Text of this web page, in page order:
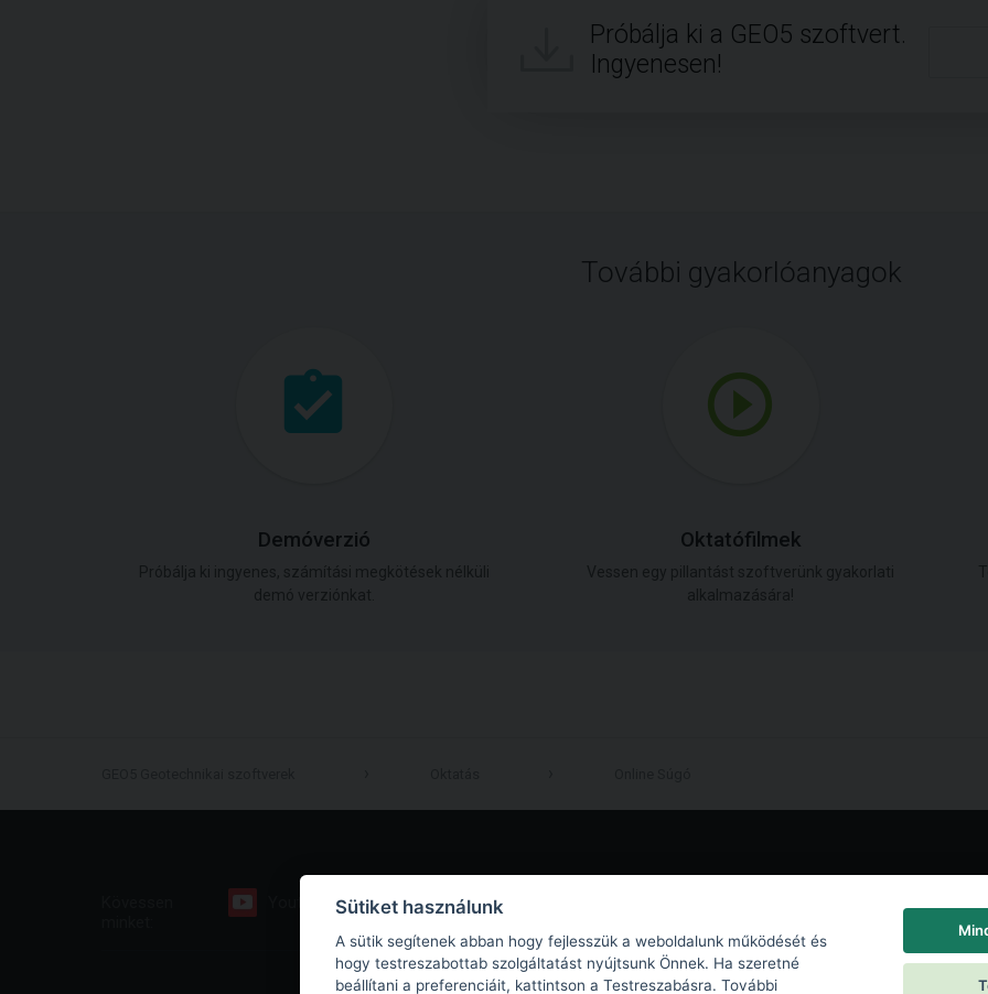
Próbálja ki a GEO5 szoftvert.
Ingyenesen!
További gyakorlóanyagok
Demóverzió Oktatófilmek
Facebook
Sütiket használunk
A sütik segítenek abban hogy fejlesszük a weboldalunk működését és
hogy testreszabottab szolgáltatást nyújtsunk Önnek. Ha szeretné
beállítani a preferenciáit, kattintson a Testreszabásra. További